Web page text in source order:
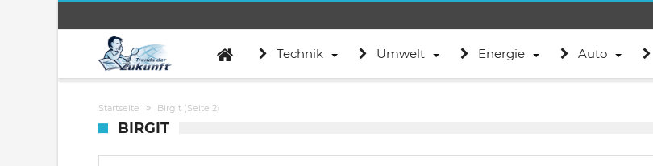
Technik Umwelt Energie Auto
Startseite Birgit (Seite 2)
BIRGIT